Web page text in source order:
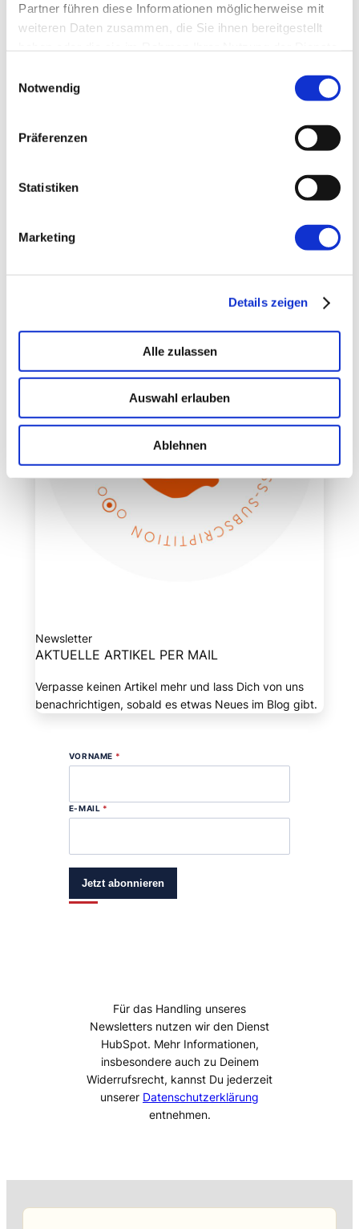
Partner führen diese Informationen möglicherweise mit
weiteren Daten zusammen, die Sie ihnen bereitgestellt
Notwendig
Präferenzen
Statistiken
Marketing
Details zeigen
Alle zulassen
Auswahl erlauben
Ablehnen
Website
Führungskraft
Newsletter
AKTUELLE ARTIKEL PER MAIL
Verpasse keinen Artikel mehr und lass Dich von uns
benachrichtigen, sobald es etwas Neues im Blog gibt.
VORNAME *
E-MAIL *
Jetzt abonnieren
Für das Handling unseres
Newsletters nutzen wir den Dienst
HubSpot. Mehr Informationen,
insbesondere auch zu Deinem
Widerrufsrecht, kannst Du jederzeit
unserer Datenschutzerklärung
entnehmen.